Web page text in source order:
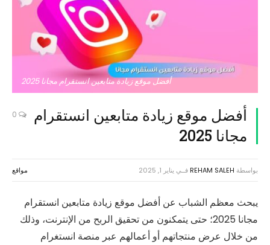
أفضل موقع زيادة متابعين انستقرام مجانا 2025
أفضل موقع زيادة متابعين انستقرام
مجانا 2025
بواسطة REHAM SALEH فــي يناير 1, 2025 مواقع
يبحث معظم الشباب عن أفضل موقع زيادة متابعين انستقرام
مجانا 2025؛ حتى يتمكنون من تحقيق الربح من الإنترنت، وذلك
من خلال عرض منتجاتهم أو أعمالهم عبر منصة انستغرام